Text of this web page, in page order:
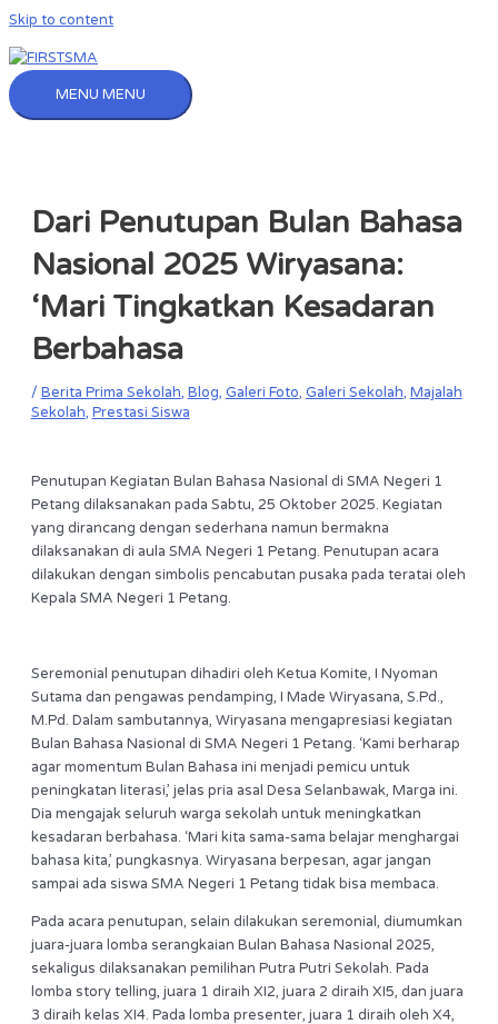
Skip to content
MENU MENU
Dari Penutupan Bulan Bahasa
Nasional 2025 Wiryasana:
‘Mari Tingkatkan Kesadaran
Berbahasa
/ Berita Prima Sekolah, Blog, Galeri Foto, Galeri Sekolah, Majalah
Sekolah, Prestasi Siswa
Penutupan Kegiatan Bulan Bahasa Nasional di SMA Negeri 1
Petang dilaksanakan pada Sabtu, 25 Oktober 2025. Kegiatan
yang dirancang dengan sederhana namun bermakna
dilaksanakan di aula SMA Negeri 1 Petang. Penutupan acara
dilakukan dengan simbolis pencabutan pusaka pada teratai oleh
Kepala SMA Negeri 1 Petang.
Seremonial penutupan dihadiri oleh Ketua Komite, I Nyoman
Sutama dan pengawas pendamping, I Made Wiryasana, S.Pd.,
M.Pd. Dalam sambutannya, Wiryasana mengapresiasi kegiatan
Bulan Bahasa Nasional di SMA Negeri 1 Petang. ‘Kami berharap
agar momentum Bulan Bahasa ini menjadi pemicu untuk
peningkatan literasi,’ jelas pria asal Desa Selanbawak, Marga ini.
Dia mengajak seluruh warga sekolah untuk meningkatkan
kesadaran berbahasa. ‘Mari kita sama-sama belajar menghargai
bahasa kita,’ pungkasnya. Wiryasana berpesan, agar jangan
sampai ada siswa SMA Negeri 1 Petang tidak bisa membaca.
Pada acara penutupan, selain dilakukan seremonial, diumumkan
juara-juara lomba serangkaian Bulan Bahasa Nasional 2025,
sekaligus dilaksanakan pemilihan Putra Putri Sekolah. Pada
lomba story telling, juara 1 diraih XI2, juara 2 diraih XI5, dan juara
3 diraih kelas XI4. Pada lomba presenter, juara 1 diraih oleh X4,